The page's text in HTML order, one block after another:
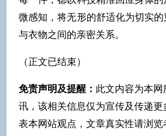
微感知，将无形的舒适化为切实的
与衣物之间的亲密关系。
（正文已结束）
免责声明及提醒： 此文内容为本
讯，该相关信息仅为宣传及传递
表本网站观点，文章真实性请浏